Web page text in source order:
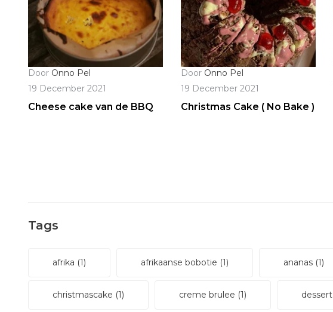
Door Onno Pel
19 December 2021
Cheese cake van de BBQ
Door Onno Pel
19 December 2021
Christmas Cake ( No Bake )
Tags
afrika (1) afrikaanse bobotie (1) ananas (1)
christmascake (1) creme brulee (1) dessert